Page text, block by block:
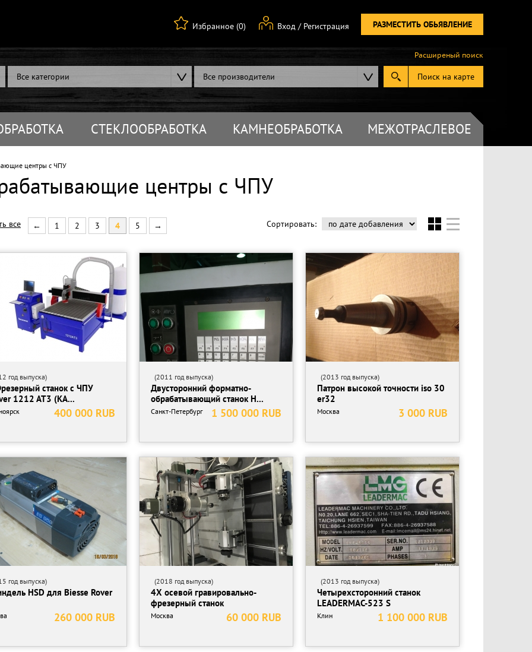
РАЗМЕСТИТЬ ОБЬЯВЛЕНИЕ
Вход / Регистрация
Избранное (0)
Все категории Все производители Поиск на карте
Расширеный поиск
СТЕКЛООБРАБОТКА КАМНЕОБРАБОТКА МЕЖОТРАСЛЕВОЕ
центры с ЧПУ
центры с ЧПУ
все ← 1 2 3 4 5 → Сортировать:
год выпуска)
станок с ЧПУ
1212 AT3 (КА...
400 000 RUB
(2011 год выпуска)
Двусторонний форматно-
обрабатывающий станок H...
1 500 000 RUB
Санкт-Петербург
(2013 год выпуска)
Патрон высокой точности iso 30
er32
3 000 RUB
Москва
год выпуска)
HSD для Biesse Rover
260 000 RUB
(2018 год выпуска)
4Х осевой гравировально-
фрезерный станок
60 000 RUB
Москва
(2013 год выпуска)
Четырехсторонний станок
LEADERMAC-523 S
1 100 000 RUB
Клин